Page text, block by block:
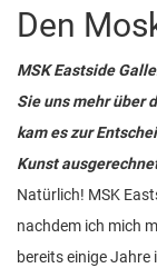
Den
MSK Eastside
Sie uns mehr über
kam es zur
Kunst
Natürlich! MSK
nachdem ich mich
bereits einige